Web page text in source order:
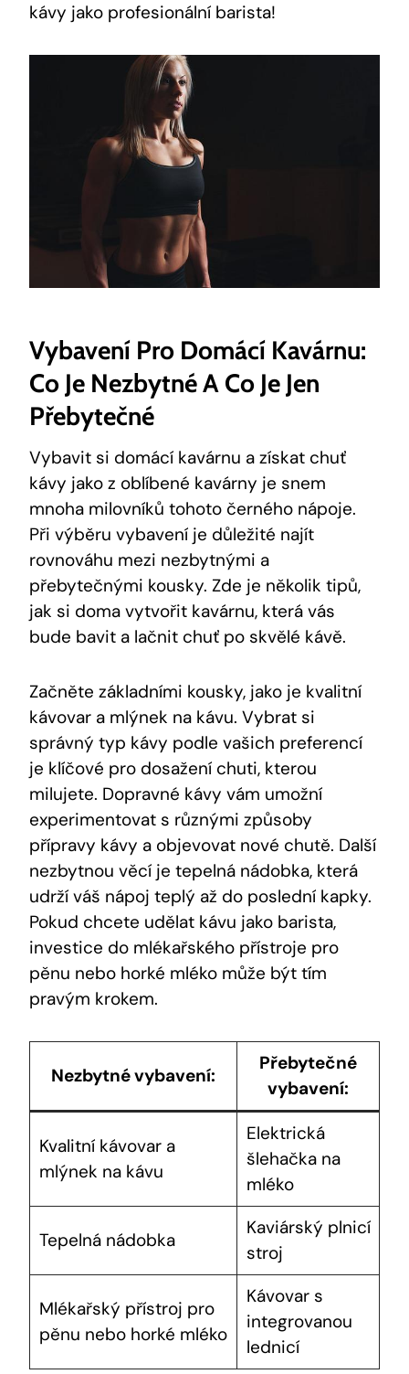
kávy jako profesionální barista!
Vybavení Pro Domácí Kavárnu:
Co Je Nezbytné A Co Je Jen
Přebytečné
Vybavit si domácí kavárnu a získat chuť
kávy jako z oblíbené kavárny je snem
mnoha milovníků tohoto černého nápoje.
Při výběru vybavení je důležité najít
rovnováhu mezi nezbytnými a
přebytečnými kousky. Zde je několik tipů,
jak si doma vytvořit kavárnu, která vás
bude bavit a lačnit chuť po skvělé kávě.
Začněte základními kousky, jako je kvalitní
kávovar a mlýnek na kávu. Vybrat si
správný typ kávy podle vašich preferencí
je klíčové pro dosažení chuti, kterou
milujete. Dopravné kávy vám umožní
experimentovat s různými způsoby
přípravy kávy a objevovat nové chutě. Další
nezbytnou věcí je tepelná nádobka, která
udrží váš nápoj teplý až do poslední kapky.
Pokud chcete udělat kávu jako barista,
investice do mlékařského přístroje pro
pěnu nebo horké mléko může být tím
pravým krokem.
Nezbytné vybavení:
Přebytečné
vybavení:
Kvalitní kávovar a
mlýnek na kávu
Elektrická
šlehačka na
mléko
Tepelná nádobka
Kaviárský plnicí
stroj
Mlékařský přístroj pro
pěnu nebo horké mléko
Kávovar s
integrovanou
lednicí